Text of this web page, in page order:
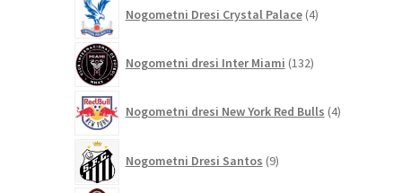
Nogometni Dresi Crystal Palace 4izdelki
Nogometni dresi Inter Miami 132izdelkov
Nogometni dresi New York Red Bulls 4izdelki
Nogometni Dresi Santos 9izdelkov